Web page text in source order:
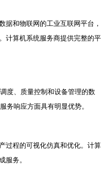
据和物联网的工业互联网平台，
计算机系统服务商提供完整的平
度、质量控制和设备管理的数
务响应方面具有明显优势。
过程的可视化仿真和优化。计算
服务。